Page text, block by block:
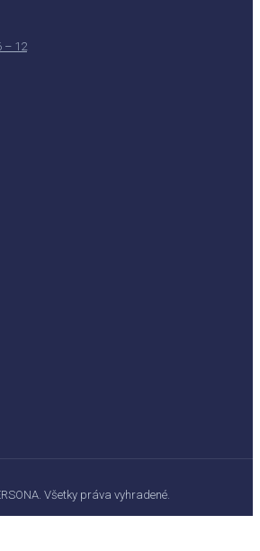
– 12
Všetky práva vyhradené.